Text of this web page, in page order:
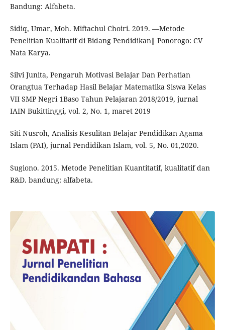
Bandung: Alfabeta.
Sidiq, Umar, Moh. Miftachul Choiri. 2019. ―Metode
Penelitian Kualitatif di Bidang Pendidikan‖ Ponorogo: CV
Nata Karya.
Silvi Junita, Pengaruh Motivasi Belajar Dan Perhatian
Orangtua Terhadap Hasil Belajar Matematika Siswa Kelas
VII SMP Negri 1Baso Tahun Pelajaran 2018/2019, jurnal
IAIN Bukittinggi, vol. 2, No. 1, maret 2019
Siti Nusroh, Analisis Kesulitan Belajar Pendidikan Agama
Islam (PAI), jurnal Pendidikan Islam, vol. 5, No. 01,2020.
Sugiono. 2015. Metode Penelitian Kuantitatif, kualitatif dan
R&D. bandung: alfabeta.